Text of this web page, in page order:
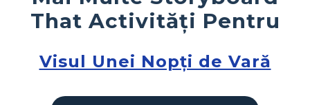
That Activități Pentru
Visul Unei Nopți de Vară